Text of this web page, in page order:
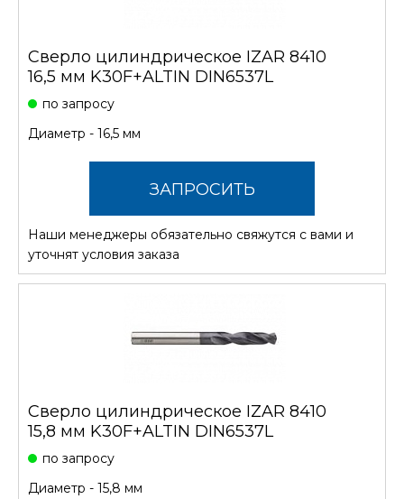
Сверло цилиндрическое IZAR 8410
16,5 мм K30F+ALTIN DIN6537L
по запросу
Диаметр - 16,5 мм
ЗАПРОСИТЬ
СТОИМОСТЬ
Наши менеджеры обязательно свяжутся с вами и
уточнят условия заказа
Сверло цилиндрическое IZAR 8410
15,8 мм K30F+ALTIN DIN6537L
по запросу
Диаметр - 15,8 мм